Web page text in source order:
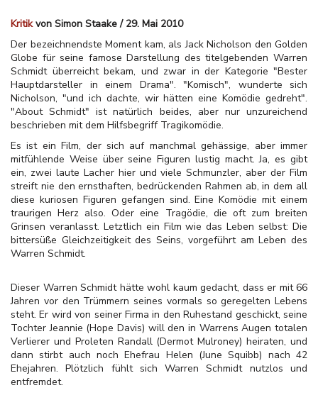
Kritikvon Simon Staake / 29. Mai 2010
Der bezeichnendste Moment kam, als Jack Nicholson den Golden
Globe für seine famose Darstellung des titelgebenden Warren
Schmidt überreicht bekam, und zwar in der Kategorie "Bester
Hauptdarsteller in einem Drama". "Komisch", wunderte sich
Nicholson, "und ich dachte, wir hätten eine Komödie gedreht".
"About Schmidt" ist natürlich beides, aber nur unzureichend
beschrieben mit dem Hilfsbegriff Tragikomödie.
Es ist ein Film, der sich auf manchmal gehässige, aber immer
mitfühlende Weise über seine Figuren lustig macht. Ja, es gibt
ein, zwei laute Lacher hier und viele Schmunzler, aber der Film
streift nie den ernsthaften, bedrückenden Rahmen ab, in dem all
diese kuriosen Figuren gefangen sind. Eine Komödie mit einem
traurigen Herz also. Oder eine Tragödie, die oft zum breiten
Grinsen veranlasst. Letztlich ein Film wie das Leben selbst: Die
bittersüße Gleichzeitigkeit des Seins, vorgeführt am Leben des
Warren Schmidt.
Dieser Warren Schmidt hätte wohl kaum gedacht, dass er mit 66
Jahren vor den Trümmern seines vormals so geregelten Lebens
steht. Er wird von seiner Firma in den Ruhestand geschickt, seine
Tochter Jeannie (Hope Davis) will den in Warrens Augen totalen
Verlierer und Proleten Randall (Dermot Mulroney) heiraten, und
dann stirbt auch noch Ehefrau Helen (June Squibb) nach 42
Ehejahren. Plötzlich fühlt sich Warren Schmidt nutzlos und
entfremdet.